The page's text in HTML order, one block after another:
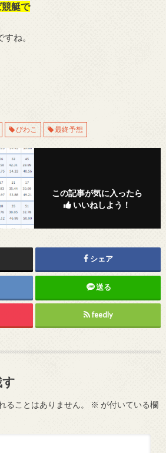
艇で
ね。
びわこ 最終予想
この記事が気に入ったら
いいねしよう！
シェア
送る
feedly
ることはありません。 ※ が付いている欄